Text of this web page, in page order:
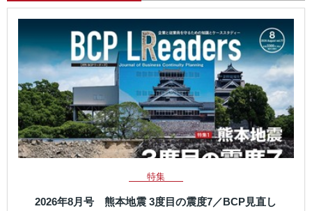
特集
2026年8月号 熊本地震 3度目の震度7／BCP見直し